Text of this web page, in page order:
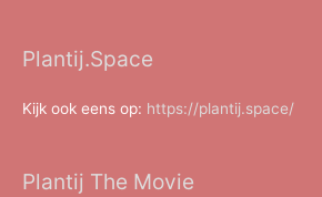
Plantij.Space
Kijk ook eens op: https://plantij.space/
Plantij The Movie